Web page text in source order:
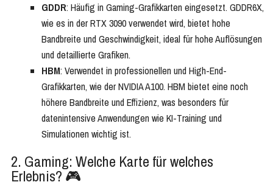
GDDR: Häufig in Gaming-Grafikkarten eingesetzt. GDDR6X,
wie es in der RTX 3090 verwendet wird, bietet hohe
Bandbreite und Geschwindigkeit, ideal für hohe Auflösungen
und detaillierte Grafiken.
HBM: Verwendet in professionellen und High-End-
Grafikkarten, wie der NVIDIA A100. HBM bietet eine noch
höhere Bandbreite und Effizienz, was besonders für
datenintensive Anwendungen wie KI-Training und
Simulationen wichtig ist.
2. Gaming: Welche Karte für welches
Erlebnis? 🎮